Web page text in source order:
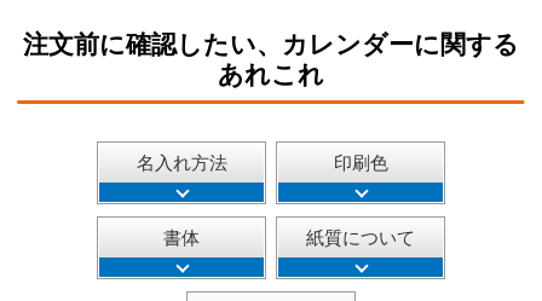
注文前に確認したい、カレンダーに関する
あれこれ
名入れ方法 印刷色
書体 紙質について